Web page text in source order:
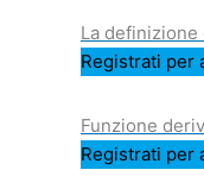
La definizione
Registrati per
Funzione
Registrati per